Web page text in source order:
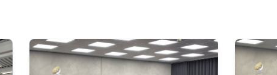
vi nemlig biler i stort set alle størrelser og i